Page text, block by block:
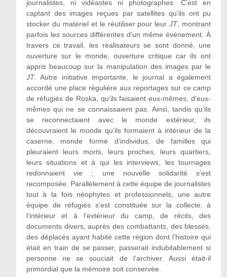
journalistes, ni vidéastes ni photographes. C’est en
captant des images reçues par satellites qu’ils ont pu
stocker du matériel et le réutiliser pour leurJT, montrant
parfois les sources différentes d’un même événement. À
travers ce travail, les réalisateurs se sont donné, une
ouverture sur le monde, ouverture critique car ils ont
appris beaucoup sur la manipulation des images par le
JT. Autre initiative importante, le journal a également
accordé une place régulière aux reportages sur ce camp
de réfugiés de Roska, qu’ils faisaient eux-mêmes, d’eux-
mêmes qui ne se connaissaient pas. Ainsi, tandis qu’ils
se reconnectaient avec le monde extérieur, ils
découvraient le monde qu’ils formaient à intérieur de la
caserne, monde formé d’individus, de familles qui
pleuraient leurs morts, leurs proches, leurs quartiers,
leurs situations et à qui les interviews, les tournages
redonnaient vie ; une nouvelle solidarité s’est
recomposée. Parallèlement à cette équipe de journalistes
tout à la fois néophytes et professionnels, une autre
équipe de réfugiés s’est constituée sur la collecte, à
l’intérieur et à l’extérieur du camp, de récits, des
documents divers, auprès des combattants, des blessés,
des déplacés ayant habité cette région dont l’histoire qui
était en train de se passer, passerait indubitablement si
personne ne se souciait de l’archiver. Aussi était-il
primordial que la mémoire soit conservée.